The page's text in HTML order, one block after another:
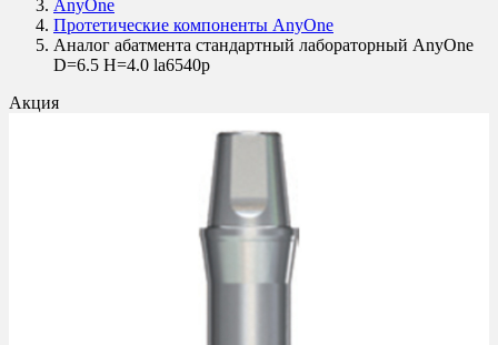
AnyOne
Протетические компоненты AnyOne
Аналог абатмента стандартный лабораторный AnyOne
D=6.5 H=4.0 la6540p
Акция